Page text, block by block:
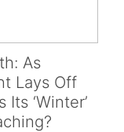
As
Lays Off
Its ‘Winter’